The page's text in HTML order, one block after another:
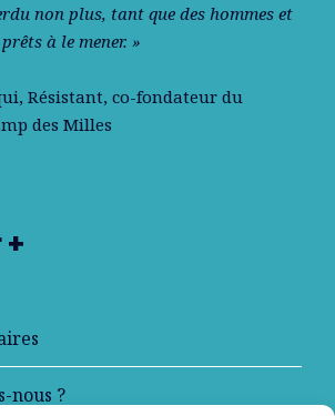
non plus, tant que des hommes et
à le mener. »
, Résistant, co-fondateur du
des Milles
nous ?